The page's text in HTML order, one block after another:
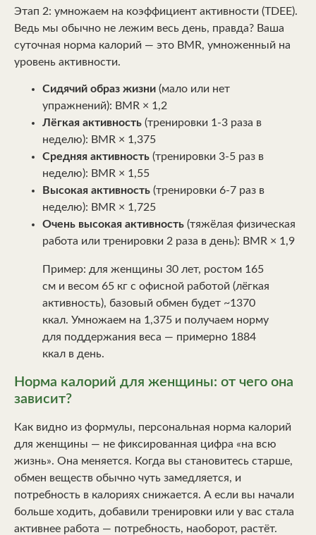
Этап 2: умножаем на коэффициент активности (TDEE).
Ведь мы обычно не лежим весь день, правда? Ваша
суточная норма калорий — это BMR, умноженный на
уровень активности.
Сидячий образ жизни (мало или нет
упражнений): BMR × 1,2
Лёгкая активность (тренировки 1-3 раза в
неделю): BMR × 1,375
Средняя активность (тренировки 3-5 раз в
неделю): BMR × 1,55
Высокая активность (тренировки 6-7 раз в
неделю): BMR × 1,725
Очень высокая активность (тяжёлая физическая
работа или тренировки 2 раза в день): BMR × 1,9
Пример: для женщины 30 лет, ростом 165
см и весом 65 кг с офисной работой (лёгкая
активность), базовый обмен будет ~1370
ккал. Умножаем на 1,375 и получаем норму
для поддержания веса — примерно 1884
ккал в день.
Норма калорий для женщины: от чего она
зависит?
Как видно из формулы, персональная норма калорий
для женщины — не фиксированная цифра «на всю
жизнь». Она меняется. Когда вы становитесь старше,
обмен веществ обычно чуть замедляется, и
потребность в калориях снижается. А если вы начали
больше ходить, добавили тренировки или у вас стала
активнее работа — потребность, наоборот, растёт.